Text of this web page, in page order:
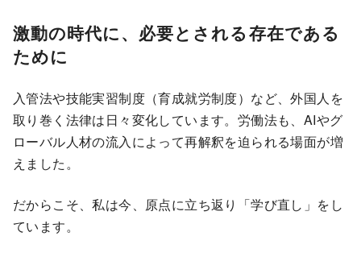
激動の時代に、必要とされる存在である
ために
入管法や技能実習制度（育成就労制度）など、外国人を
取り巻く法律は日々変化しています。労働法も、AIやグ
ローバル人材の流入によって再解釈を迫られる場面が増
えました。
だからこそ、私は今、原点に立ち返り「学び直し」をし
ています。